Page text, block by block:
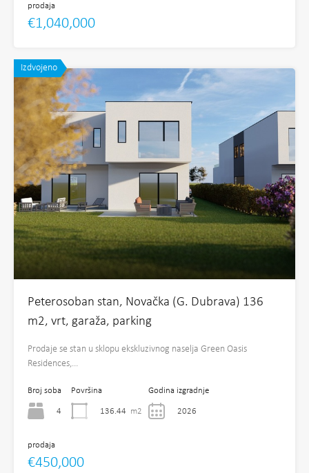
prodaja
€1,040,000
Izdvojeno
Peterosoban stan, Novačka (G. Dubrava) 136
m2, vrt, garaža, parking
Prodaje se stan u sklopu ekskluzivnog naselja Green Oasis
Residences,…
Broj soba
4
Površina
136.44 m2
Godina izgradnje
2026
prodaja
€450,000